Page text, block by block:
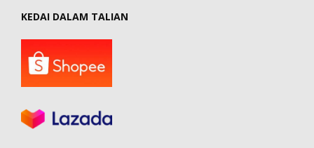
KEDAI DALAM TALIAN